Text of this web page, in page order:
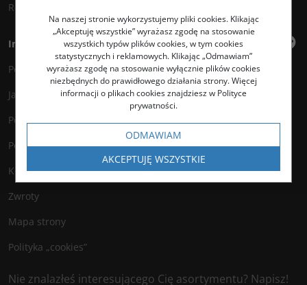
Rejestracja
Informacje
Polityka prywatności
Jak kupować?
Polityka legalności
Polityka antyspamowa
Kontakt
Zwroty
Mapa strony
Polityka „cookies”
Nie znalazłeś interesującego Cię asortymentu? Napisz!
Na naszej stronie wykorzystujemy pliki cookies. Klikając
„Akceptuję wszystkie” wyrażasz zgodę na stosowanie
wszystkich typów plików cookies, w tym cookies
statystycznych i reklamowych. Klikając „Odmawiam”
wyrażasz zgodę na stosowanie wyłącznie plików cookies
niezbędnych do prawidłowego działania strony. Więcej
informacji o plikach cookies znajdziesz w Polityce
prywatności.
ODMAWIAM
AKCEPTUJĘ WSZYSTKIE